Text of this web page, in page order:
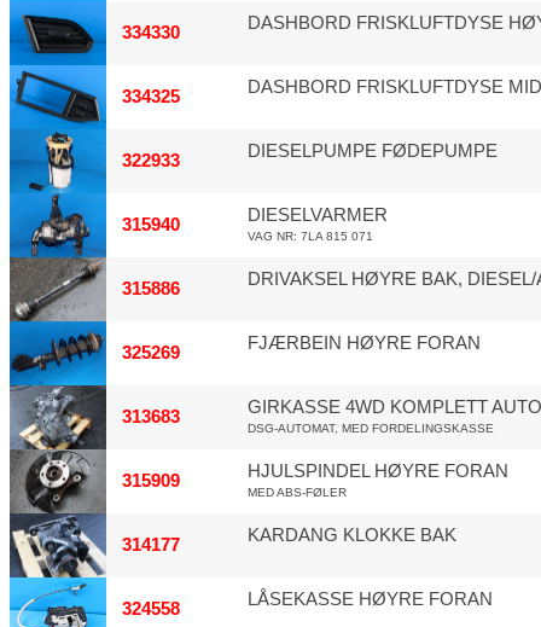
334330 DASHBORD FRISKLUFTDYSE
334325 DASHBORD FRISKLUFTDYSE
322933 DIESELPUMPE FØDEPUMPE
315940 DIESELVARMER
VAG NR: 7LA 815 071
315886 DRIVAKSEL HØYRE BAK,
325269 FJÆRBEIN HØYRE FORAN
313683 GIRKASSE 4WD KOMPLETT
DSG-AUTOMAT, MED FORDELINGSKASSE
315909 HJULSPINDEL HØYRE FORAN
MED ABS-FØLER
314177 KARDANG KLOKKE BAK
324558 LÅSEKASSE HØYRE FORAN